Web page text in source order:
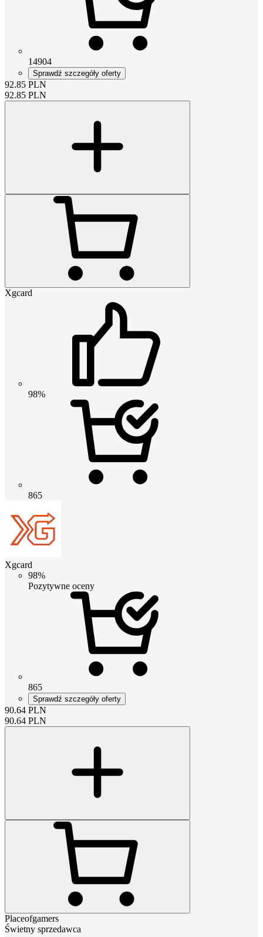
14904
Sprawdź szczegóły oferty
92.85 PLN
92.85 PLN
Xgcard
98%
865
Xgcard
98%
Pozytywne oceny
865
Sprawdź szczegóły oferty
90.64 PLN
90.64 PLN
Placeofgamers
Świetny sprzedawca